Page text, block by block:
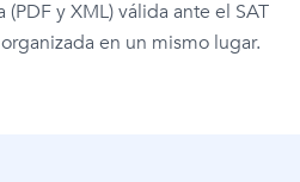
y XML) válida ante el SAT
en un mismo lugar.